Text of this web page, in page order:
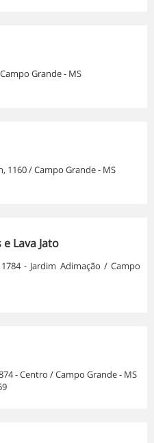
Grande - MS
1160 / Campo Grande - MS
Lava Jato
- Jardim Adimação / Campo
- Centro / Campo Grande - MS